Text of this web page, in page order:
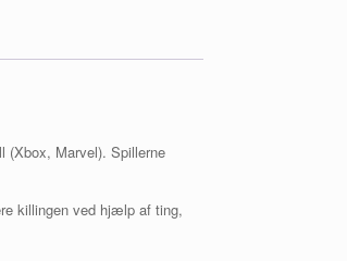
(Xbox, Marvel). Spillerne
killingen ved hjælp af ting,